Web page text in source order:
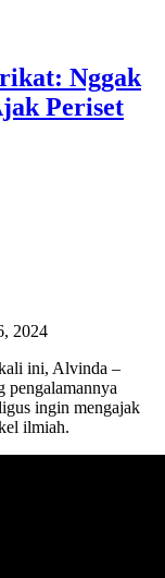
Nggak
Periset
2024
ini, Alvinda –
pengalamannya
ingin mengajak
ilmiah.